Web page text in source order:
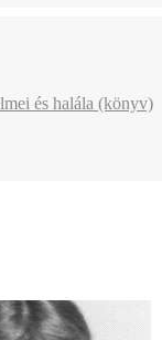
és halála (könyv)